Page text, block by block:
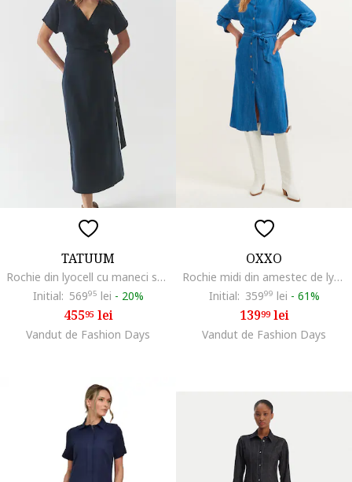
TATUUM
Rochie din lyocell cu maneci scurte, Albastru ultramarin
Initial: 56995 lei - 20%
45595lei
Vandut de Fashion Days
OXXO
Rochie midi din amestec de lyocell Marcell, Albastru
Initial: 35999 lei - 61%
13999lei
Vandut de Fashion Days